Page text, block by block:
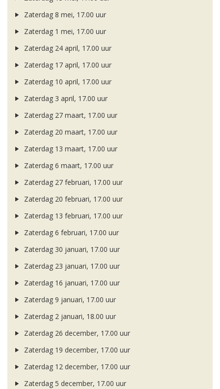
Zaterdag 8 mei, 17.00 uur
Zaterdag 1 mei, 17.00 uur
Zaterdag 24 april, 17.00 uur
Zaterdag 17 april, 17.00 uur
Zaterdag 10 april, 17.00 uur
Zaterdag 3 april, 17.00 uur
Zaterdag 27 maart, 17.00 uur
Zaterdag 20 maart, 17.00 uur
Zaterdag 13 maart, 17.00 uur
Zaterdag 6 maart, 17.00 uur
Zaterdag 27 februari, 17.00 uur
Zaterdag 20 februari, 17.00 uur
Zaterdag 13 februari, 17.00 uur
Zaterdag 6 februari, 17.00 uur
Zaterdag 30 januari, 17.00 uur
Zaterdag 23 januari, 17.00 uur
Zaterdag 16 januari, 17.00 uur
Zaterdag 9 januari, 17.00 uur
Zaterdag 2 januari, 18.00 uur
Zaterdag 26 december, 17.00 uur
Zaterdag 19 december, 17.00 uur
Zaterdag 12 december, 17.00 uur
Zaterdag 5 december, 17.00 uur